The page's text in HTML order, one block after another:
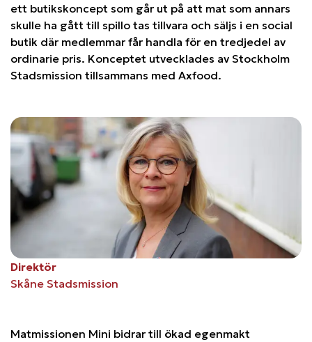
ett butikskoncept som går ut på att mat som annars
skulle ha gått till spillo tas tillvara och säljs i en social
butik där medlemmar får handla för en tredjedel av
ordinarie pris. Konceptet utvecklades av Stockholm
Stadsmission tillsammans med Axfood.
Direktör
Skåne Stadsmission
Matmissionen Mini bidrar till ökad egenmakt